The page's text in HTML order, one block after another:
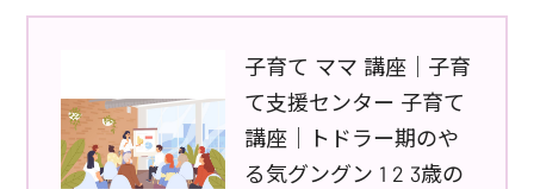
子育て ママ 講座｜子育
て支援センター 子育て
講座｜トドラー期のや
る気グングン 1 2 3歳の